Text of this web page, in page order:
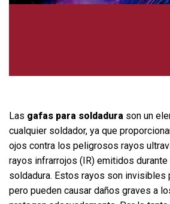
Las gafas para soldadura son un
cualquier soldador, ya que
ojos contra los peligrosos rayos
rayos infrarrojos (IR) emitidos
soldadura. Estos rayos son invisibles
pero pueden causar daños graves a